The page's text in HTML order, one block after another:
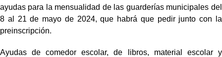
ayudas para la mensualidad de las guarderías municipales del
8 al 21 de mayo de 2024, que habrá que pedir junto con la
preinscripción.
Ayudas de comedor escolar, de libros, material escolar y